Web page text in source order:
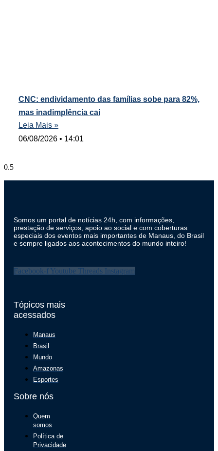
CNC: endividamento das famílias sobe para 82%,
mas inadimplência cai
Leia Mais »
06/08/2026
14:01
Somos um portal de notícias 24h, com informações,
prestação de serviços, apoio ao social e com coberturas
especiais dos eventos mais importantes de Manaus, do Brasil
e sempre ligados aos acontecimentos do mundo inteiro!
Facebook-f Youtube Threads Instagram
Tópicos mais
acessados
Manaus
Brasil
Mundo
Amazonas
Esportes
Sobre nós
Quem
somos
Política de
Privacidade